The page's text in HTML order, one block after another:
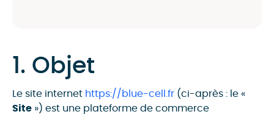
1. Objet
Le site internet https://blue-cell.fr (ci-après : le «
Site ») est une plateforme de commerce